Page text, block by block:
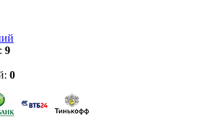
9
0